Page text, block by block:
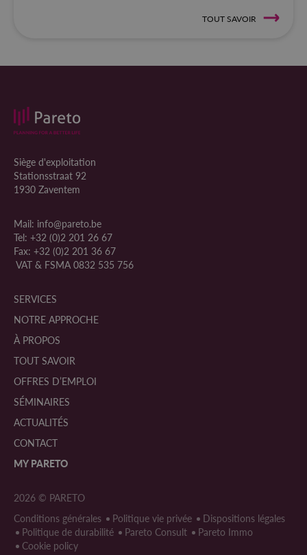
TOUT SAVOIR
Siège d'exploitation
Stationsstraat 92
1930 Zaventem
Mail: info@pareto.be
Tel: +32 (0)2 201 26 67
Fax: +32 (0)2 201 36 67
VAT & FSMA 0832 535 756
SERVICES
NOTRE APPROCHE
À PROPOS
TOUT SAVOIR
OFFRES D’EMPLOI
SÉMINAIRES
ACTUALITÉS
CONTACT
MY PARETO
2026 © PARETO
Conditions générales
Politique vie privée
Dispositions légales
Politique de durabilité
Pareto Consult
Pareto Immo
Cookie policy